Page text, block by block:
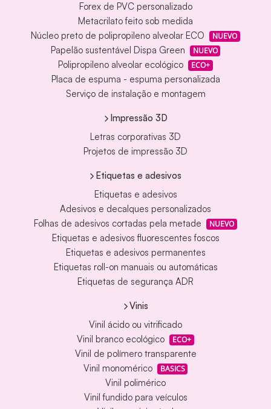
Forex de PVC personalizado
Metacrilato feito sob medida
Núcleo preto de polipropileno alveolar ECO
NUEVO
Papelão sustentável Dispa Green NUEVO
Polipropileno alveolar ecológico ECO+
Placa de espuma - espuma personalizada
Serviço de instalação e montagem
Impressão 3D
Letras corporativas 3D
Projetos de impressão 3D
Etiquetas e adesivos
Etiquetas e adesivos
Adesivos e decalques personalizados
Folhas de adesivos cortadas pela metade
NUEVO
Etiquetas e adesivos fluorescentes foscos
Etiquetas e adesivos permanentes
Etiquetas roll-on manuais ou automáticas
Etiquetas de segurança ADR
Vinis
Vinil ácido ou vitrificado
Vinil branco ecológico
ECO+
Vinil de polímero transparente
Vinil monomérico
BASICS
Vinil polimérico
Vinil fundido para veículos